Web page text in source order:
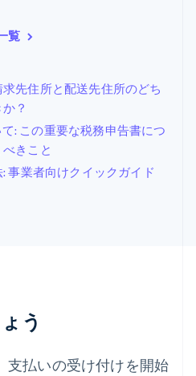
覧
先住所と配送先住所のどち
？
: この重要な税務申告書につ
きこと
事業者向けクイックガイド
う
支払いの受け付けを開始